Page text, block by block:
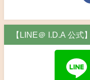
【LINE＠ I.D.A 公式